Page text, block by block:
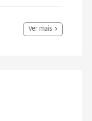
Ver mais